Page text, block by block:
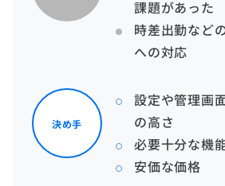
課題があった
時差出勤など
への対応
決め手
設定や管理画
の高さ
必要十分な機
安価な価格